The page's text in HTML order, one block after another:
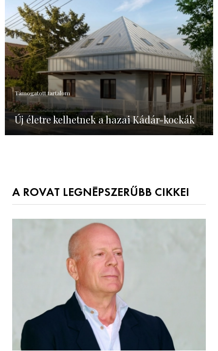
Támogatott tartalom
Új életre kelhetnek a hazai Kádár-kockák
A ROVAT LEGNÉPSZERŰBB CIKKEI